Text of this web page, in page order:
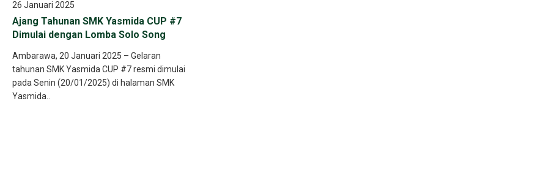
26 Januari 2025
Ajang Tahunan SMK Yasmida CUP #7
Dimulai dengan Lomba Solo Song
Ambarawa, 20 Januari 2025 – Gelaran
tahunan SMK Yasmida CUP #7 resmi dimulai
pada Senin (20/01/2025) di halaman SMK
Yasmida..